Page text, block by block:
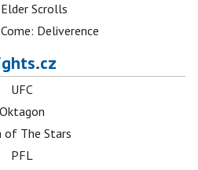
Scrolls
Deliverence
UFC
Oktagon
of The Stars
PFL